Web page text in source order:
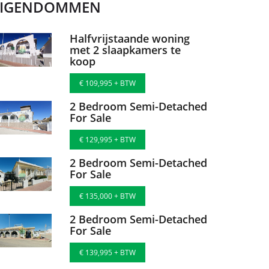
Halfvrijstaande woning
met 2 slaapkamers te
koop
€ 109,995 + BTW
2 Bedroom Semi-Detached
For Sale
€ 129,995 + BTW
2 Bedroom Semi-Detached
For Sale
€ 135,000 + BTW
2 Bedroom Semi-Detached
For Sale
€ 139,995 + BTW